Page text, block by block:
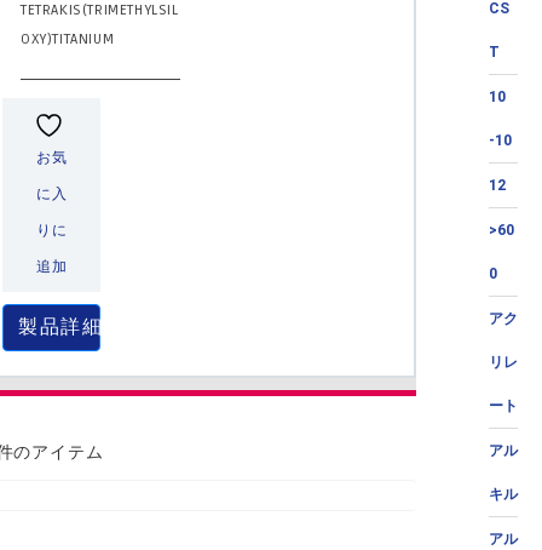
CS
T
10
-10
12
>60
0
アク
リレ
ート
アル
キル
アル
TETRAKIS(TRIMETHYLSIL
OXY)TITANIUM
お気
に入
りに
追加
製品詳細
のアイテム